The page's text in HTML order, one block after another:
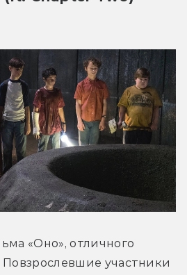
«Оно», отличного
Повзрослевшие участники